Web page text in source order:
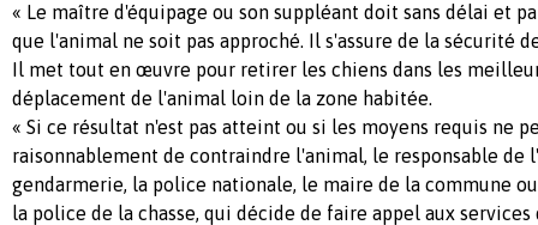
« Le maître d'équipage ou son suppléant doit sans délai et
que l'animal ne soit pas approché. Il s'assure de la sécurité
Il met tout en œuvre pour retirer les chiens dans les
déplacement de l'animal loin de la zone habitée.
« Si ce résultat n'est pas atteint ou si les moyens requis ne
raisonnablement de contraindre l'animal, le responsable de
gendarmerie, la police nationale, le maire de la commune
la police de la chasse, qui décide de faire appel aux